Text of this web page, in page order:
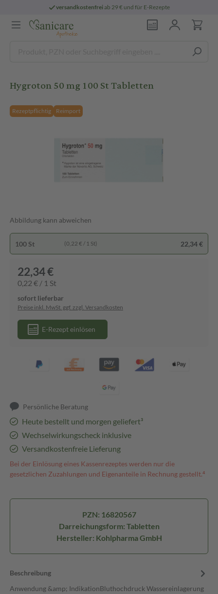
versandkostenfreiab 29 € und für E-Rezepte
Hygroton 50 mg 100 St Tabletten
Rezeptpflichtig Reimport
Abbildung kann abweichen
100 St (0,22 € / 1 St) 22,34 €
22,34 €
0,22 € / 1 St
sofort lieferbar
Preise inkl. MwSt. ggf. zzgl. Versandkosten
E-Rezept einlösen
Persönliche Beratung
Heute bestellt und morgen geliefert³
Wechselwirkungscheck inklusive
Versandkostenfreie Lieferung
Bei der Einlösung eines Kassenrezeptes werden nur die
gesetzlichen Zuzahlungen und Eigenanteile in Rechnung gestellt.⁴
PZN: 16820567
Darreichungsform: Tabletten
Hersteller: Kohlpharma GmbH
Beschreibung
Anwendung &amp; IndikationBluthochdruck Wassereinlagerung